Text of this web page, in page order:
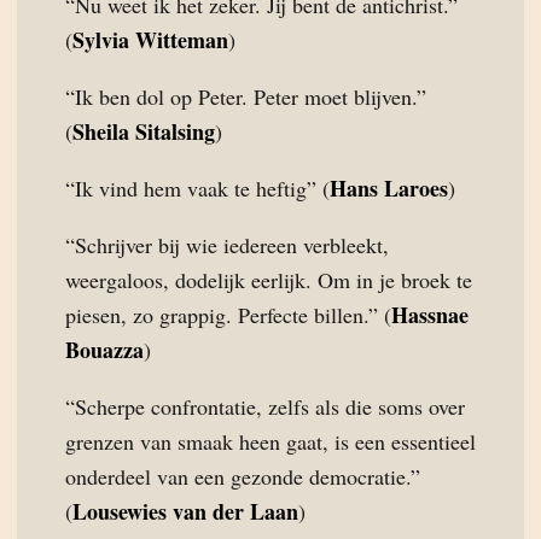
(Sylvia Witteman)
“Ik ben dol op Peter. Peter moet blijven.”
(Sheila Sitalsing)
“Ik vind hem vaak te heftig” (Hans Laroes)
“Schrijver bij wie iedereen verbleekt,
weergaloos, dodelijk eerlijk. Om in je broek te
piesen, zo grappig. Perfecte billen.” (Hassnae
Bouazza)
“Scherpe confrontatie, zelfs als die soms over
grenzen van smaak heen gaat, is een essentieel
onderdeel van een gezonde democratie.”
(Lousewies van der Laan)